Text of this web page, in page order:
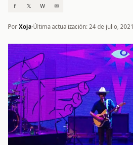
f 𝕏 W ✉
Por Xoja Última actualización: 24 de julio, 2021